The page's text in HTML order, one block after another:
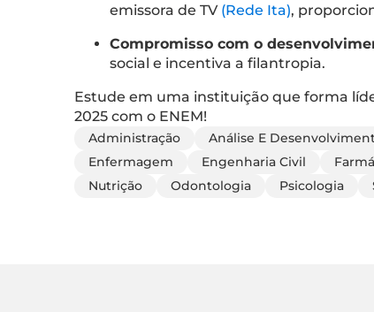
emissora de TV (Rede Ita),
Compromisso com o
social e incentiva a filantropia.
Estude em uma instituição que forma
2025 com o ENEM!
Administração Análise E
Enfermagem
Engenharia Civil
Nutrição
Odontologia Psicologia